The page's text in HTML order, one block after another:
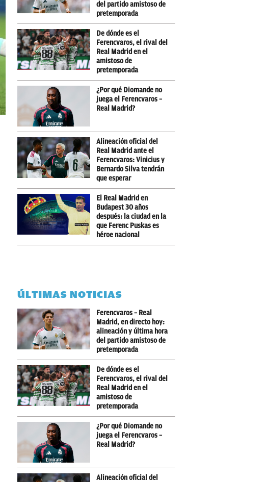
del partido amistoso de
pretemporada
De dónde es el
Ferencvaros, el rival del
Real Madrid en el
amistoso de
pretemporada
¿Por qué Diomande no
juega el Ferencvaros –
Real Madrid?
Alineación oficial del
Real Madrid ante el
Ferencvaros: Vinicius y
Bernardo Silva tendrán
que esperar
El Real Madrid en
Budapest 30 años
después: la ciudad en la
que Ferenc Puskas es
héroe nacional
ÚLTIMAS NOTICIAS
Ferencvaros – Real
Madrid, en directo hoy:
alineación y última hora
del partido amistoso de
pretemporada
De dónde es el
Ferencvaros, el rival del
Real Madrid en el
amistoso de
pretemporada
¿Por qué Diomande no
juega el Ferencvaros –
Real Madrid?
Alineación oficial del